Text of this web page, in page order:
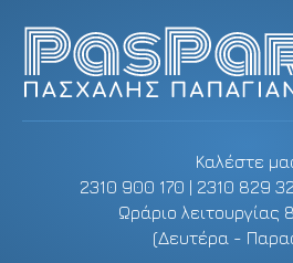
Καλέστε
2310 900 170 | 2310 829
Ωράριο λειτουργίας
(Δευτέρα -